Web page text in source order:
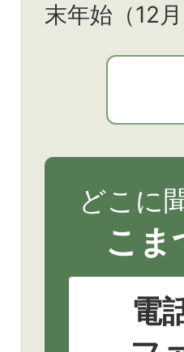
末年始（12
どこに
こま
電